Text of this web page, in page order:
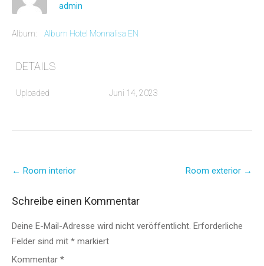
admin
Album: Album Hotel Monnalisa EN
DETAILS
Uploaded Juni 14, 2023
navigation
← Room interior Room exterior →
Schreibe einen Kommentar
Deine E-Mail-Adresse wird nicht veröffentlicht. Erforderliche
Felder sind mit * markiert
Kommentar *